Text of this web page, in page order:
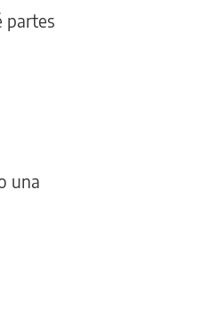
partes
una